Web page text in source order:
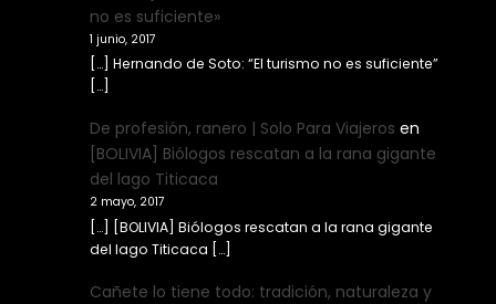
no es suficiente»
1 junio, 2017
[…] Hernando de Soto: “El turismo no es suficiente”
[…]
De profesión, ranero | Solo Para Viajeros en
[BOLIVIA] Biólogos rescatan a la rana gigante
del lago Titicaca
2 mayo, 2017
[…] [BOLIVIA] Biólogos rescatan a la rana gigante
del lago Titicaca […]
Cañete lo tiene todo: tradición, naturaleza y